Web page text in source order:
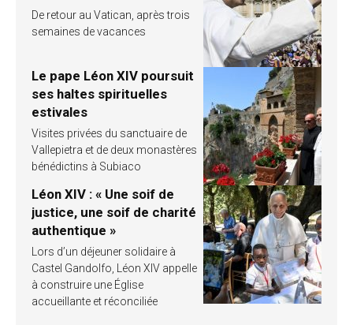
De retour au Vatican, après trois
semaines de vacances
Le pape Léon XIV poursuit
ses haltes spirituelles
estivales
Visites privées du sanctuaire de
Vallepietra et de deux monastères
bénédictins à Subiaco
Léon XIV : « Une soif de
justice, une soif de charité
authentique »
Lors d’un déjeuner solidaire à
Castel Gandolfo, Léon XIV appelle
à construire une Église
accueillante et réconciliée